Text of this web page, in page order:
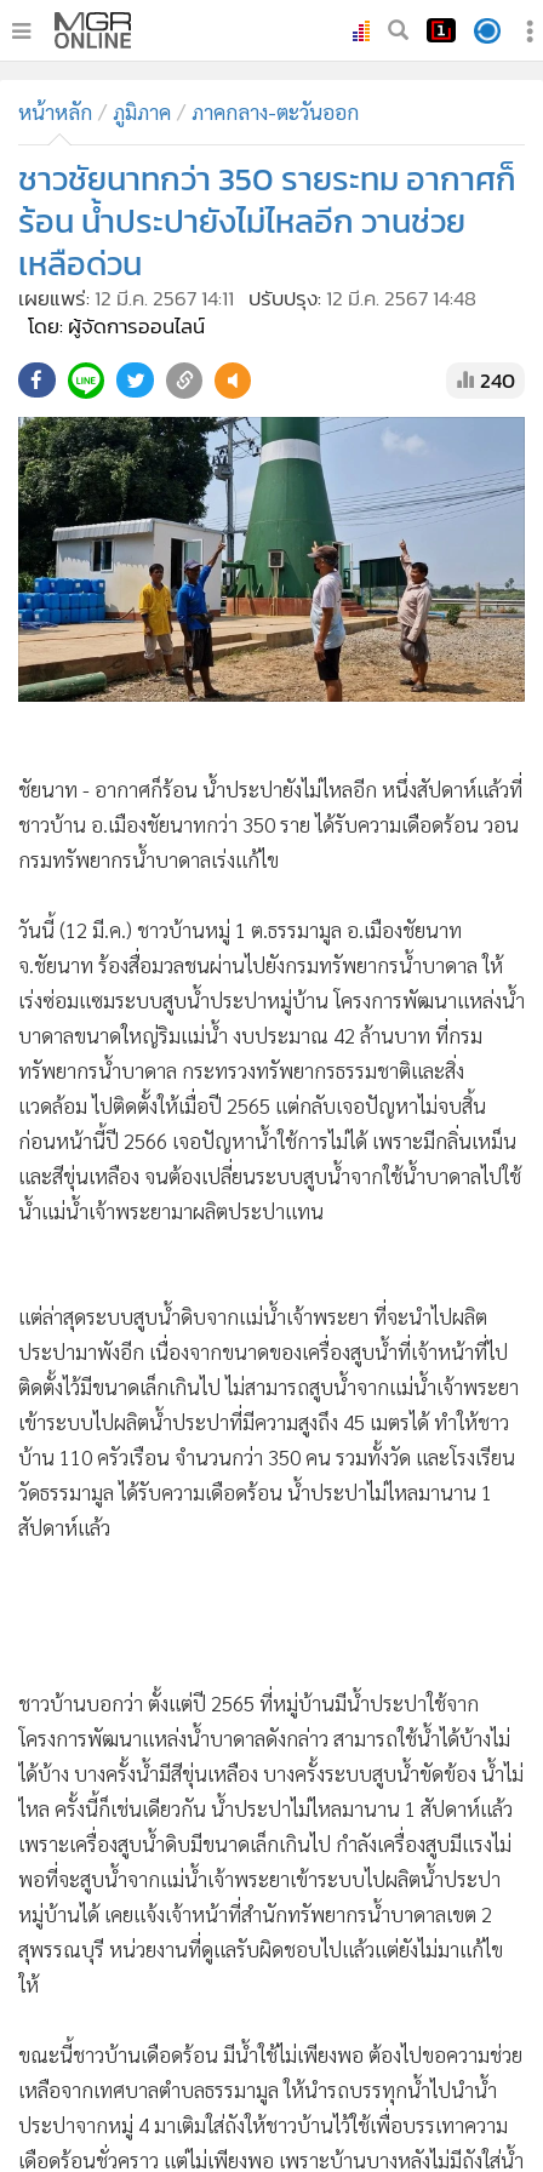
ทันเหตุการณ์
• ภาคใต้
• ภูมิภาค
Online Section
• บันเทิง
ผู้จัดการรายวัน
• ละคร
• CbizReview
• Cyber BIZ
• ผู้จัดกวน
• Good health & Well-being
• Green Innovation & SD
• Management & HR
MGR Live
• Infographic
• กีฬา
ต่างประเทศ
•
เศรษฐกิจ-ธุรกิจ
• จีน
• ชุมชน-คุณภาพชีวิต
• อาชญากรรม
• Motoring
• เกม
• วิทยาศาสตร์
• SMEs
• หุ้น
• Celeb Online
Factcheck
ญี่ปุ่น
•
News1
• Gotomanager
หน้าหลัก ภูมิภาค ภาคกลาง-ตะวันออก
ชาวชัยนาทกว่า 350 รายระทม อากาศก็
ร้อน น้ำประปายังไม่ไหลอีก วานช่วย
เหลือด่วน
เผยแพร่: 12 มี.ค. 2567 14:11 ปรับปรุง: 12 มี.ค. 2567 14:48
โดย: ผู้จัดการออนไลน์
240
ชัยนาท - อากาศก็ร้อน น้ำประปายังไม่ไหลอีก หนึ่งสัปดาห์แล้วที่
ชาวบ้าน อ.เมืองชัยนาทกว่า 350 ราย ได้รับความเดือดร้อน วอน
กรมทรัพยากรน้ำบาดาลเร่งแก้ไข
วันนี้ (12 มี.ค.) ชาวบ้านหมู่ 1 ต.ธรรมามูล อ.เมืองชัยนาท
จ.ชัยนาท ร้องสื่อมวลชนผ่านไปยังกรมทรัพยากรน้ำบาดาล ให้
เร่งซ่อมแซมระบบสูบน้ำประปาหมู่บ้าน โครงการพัฒนาแหล่งน้ำ
บาดาลขนาดใหญ่ริมแม่น้ำ งบประมาณ 42 ล้านบาท ที่กรม
ทรัพยากรน้ำบาดาล กระทรวงทรัพยากรธรรมชาติและสิ่ง
แวดล้อม ไปติดตั้งให้เมื่อปี 2565 แต่กลับเจอปัญหาไม่จบสิ้น
ก่อนหน้านี้ปี 2566 เจอปัญหาน้ำใช้การไม่ได้ เพราะมีกลิ่นเหม็น
และสีขุ่นเหลือง จนต้องเปลี่ยนระบบสูบน้ำจากใช้น้ำบาดาลไปใช้
น้ำแม่น้ำเจ้าพระยามาผลิตประปาแทน
แต่ล่าสุดระบบสูบน้ำดิบจากแม่น้ำเจ้าพระยา ที่จะนำไปผลิต
ประปามาพังอีก เนื่องจากขนาดของเครื่องสูบน้ำที่เจ้าหน้าที่ไป
ติดตั้งไว้มีขนาดเล็กเกินไป ไม่สามารถสูบน้ำจากแม่น้ำเจ้าพระยา
เข้าระบบไปผลิตน้ำประปาที่มีความสูงถึง 45 เมตรได้ ทำให้ชาว
บ้าน 110 ครัวเรือน จำนวนกว่า 350 คน รวมทั้งวัด และโรงเรียน
วัดธรรมามูล ได้รับความเดือดร้อน น้ำประปาไม่ไหลมานาน 1
สัปดาห์แล้ว
ชาวบ้านบอกว่า ตั้งแต่ปี 2565 ที่หมู่บ้านมีน้ำประปาใช้จาก
โครงการพัฒนาแหล่งน้ำบาดาลดังกล่าว สามารถใช้น้ำได้บ้างไม่
ได้บ้าง บางครั้งน้ำมีสีขุ่นเหลือง บางครั้งระบบสูบน้ำขัดข้อง น้ำไม่
ไหล ครั้งนี้ก็เช่นเดียวกัน น้ำประปาไม่ไหลมานาน 1 สัปดาห์แล้ว
เพราะเครื่องสูบน้ำดิบมีขนาดเล็กเกินไป กำลังเครื่องสูบมีแรงไม่
พอที่จะสูบน้ำจากแม่น้ำเจ้าพระยาเข้าระบบไปผลิตน้ำประปา
หมู่บ้านได้ เคยแจ้งเจ้าหน้าที่สำนักทรัพยากรน้ำบาดาลเขต 2
สุพรรณบุรี หน่วยงานที่ดูแลรับผิดชอบไปแล้วแต่ยังไม่มาแก้ไข
ให้
ขณะนี้ชาวบ้านเดือดร้อน มีน้ำใช้ไม่เพียงพอ ต้องไปขอความช่วย
เหลือจากเทศบาลตำบลธรรมามูล ให้นำรถบรรทุกน้ำไปนำน้ำ
ประปาจากหมู่ 4 มาเติมใส่ถังให้ชาวบ้านไว้ใช้เพื่อบรรเทาความ
เดือดร้อนชั่วคราว แต่ไม่เพียงพอ เพราะบ้านบางหลังไม่มีถังใส่น้ำ